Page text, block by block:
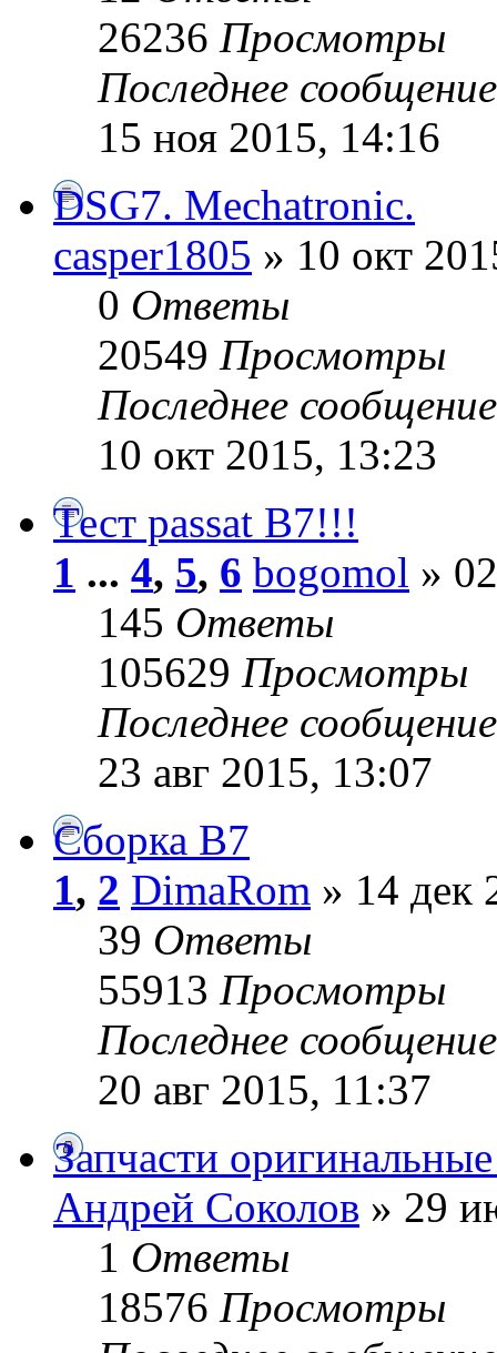
26236 Просмотры
Последнее
15 ноя 2015, 14:16
DSG7. Mechatronic.
casper1805 » 10 окт
0 Ответы
20549 Просмотры
Последнее
10 окт 2015, 13:23
Тест passat B7!!!
1 ... 4, 5, 6 bogomol »
145 Ответы
105629 Просмотры
Последнее
23 авг 2015, 13:07
Сборка B7
1, 2 DimaRom » 14 дек
39 Ответы
55913 Просмотры
Последнее
20 авг 2015, 11:37
Запчасти
Андрей Cоколов » 29
1 Ответы
18576 Просмотры